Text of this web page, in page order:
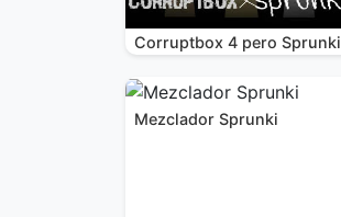
Corruptbox 4 pero Sprunki
Mezclador Sprunki